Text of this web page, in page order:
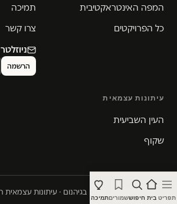
תפריט בית חיפוששמוריםתמיכה
המפה האינטראקטיבית
כל הפרויקטים
תמיכה
צרו קשר
ניוזלטר
עיתונות עצמאית
העין השביעית
שקוף
© 2026 המקום הכי חם בגיהנום · עיתונות עצמאית חוקרת